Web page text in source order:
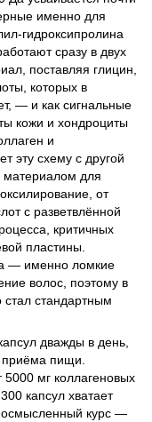
именно для
гидроксипролина
сразу в двух
поставляя глицин,
которых в
— и как сигнальные
кожи и хондроциты
и
эту схему с другой
материалом для
от
с разветвлённой
критичных
пластины.
— именно ломкие
волос, поэтому в
стандартным
дважды в день,
приёма пищи.
мг коллагеновых
капсул хватает
курс —